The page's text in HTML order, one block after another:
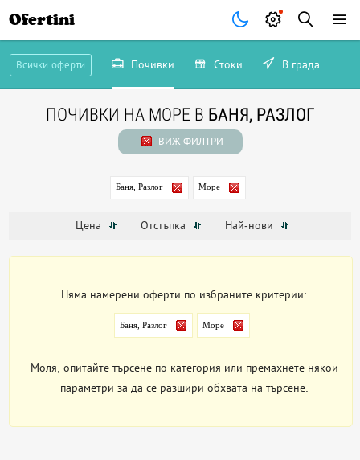
Ofertini
Всички оферти Почивки Стоки В града
ПОЧИВКИ НА МОРЕ В БАНЯ, РАЗЛОГ
ВИЖ ФИЛТРИ
Баня, Разлог Море
Цена Отстъпка Най-нови
Няма намерени оферти по избраните критерии:
Баня, Разлог Море
Моля, опитайте търсене по категория или премахнете някои
параметри за да се разшири обхвата на търсене.